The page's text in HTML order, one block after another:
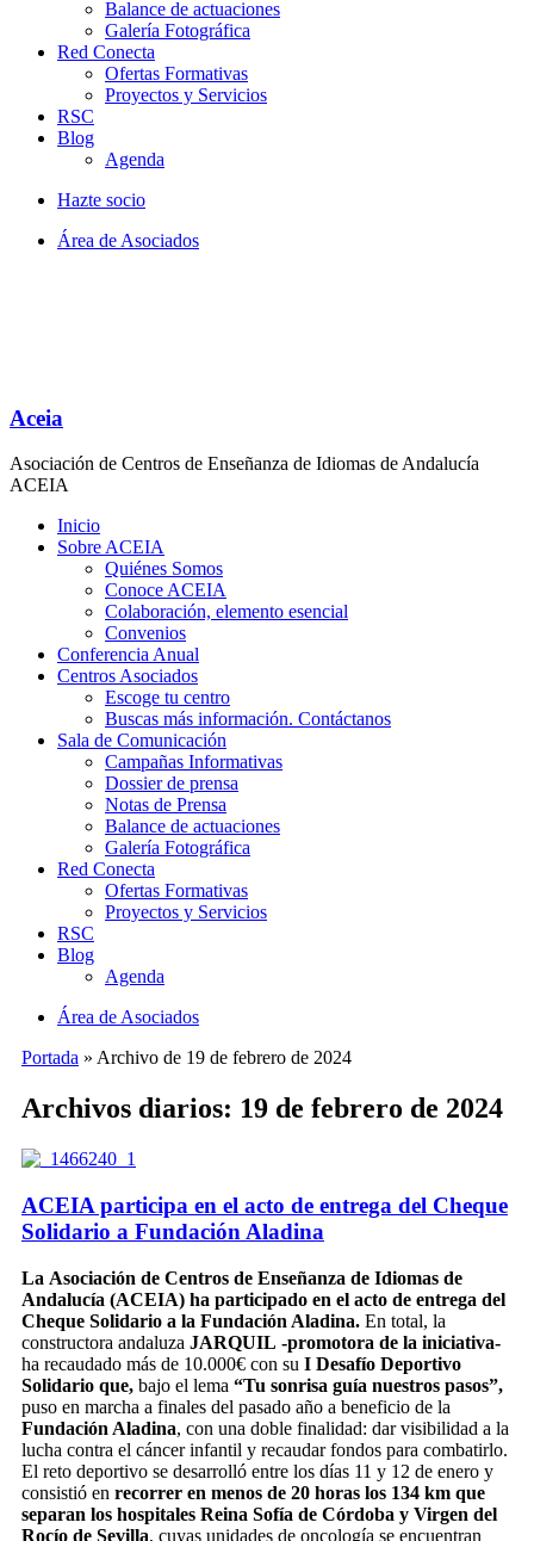
Balance de actuaciones
Galería Fotográfica
Red Conecta
Ofertas Formativas
Proyectos y Servicios
RSC
Blog
Agenda
Hazte socio
Área de Asociados
Aceia
Asociación de Centros de Enseñanza de Idiomas de Andalucía
ACEIA
Inicio
Sobre ACEIA
Quiénes Somos
Conoce ACEIA
Colaboración, elemento esencial
Convenios
Conferencia Anual
Centros Asociados
Escoge tu centro
Buscas más información. Contáctanos
Sala de Comunicación
Campañas Informativas
Dossier de prensa
Notas de Prensa
Balance de actuaciones
Galería Fotográfica
Red Conecta
Ofertas Formativas
Proyectos y Servicios
RSC
Blog
Agenda
Área de Asociados
Portada » Archivo de 19 de febrero de 2024
Archivos diarios: 19 de febrero de 2024
ACEIA participa en el acto de entrega del Cheque
Solidario a Fundación Aladina
La Asociación de Centros de Enseñanza de Idiomas de
Andalucía (ACEIA) ha participado en el acto de entrega del
Cheque Solidario a la Fundación Aladina. En total, la
constructora andaluza JARQUIL -promotora de la iniciativa-
ha recaudado más de 10.000€ con su I Desafío Deportivo
Solidario que, bajo el lema “Tu sonrisa guía nuestros pasos”,
puso en marcha a finales del pasado año a beneficio de la
Fundación Aladina, con una doble finalidad: dar visibilidad a la
lucha contra el cáncer infantil y recaudar fondos para combatirlo.
El reto deportivo se desarrolló entre los días 11 y 12 de enero y
consistió en recorrer en menos de 20 horas los 134 km que
separan los hospitales Reina Sofía de Córdoba y Virgen del
Rocío de Sevilla, cuyas unidades de oncología se encuentran